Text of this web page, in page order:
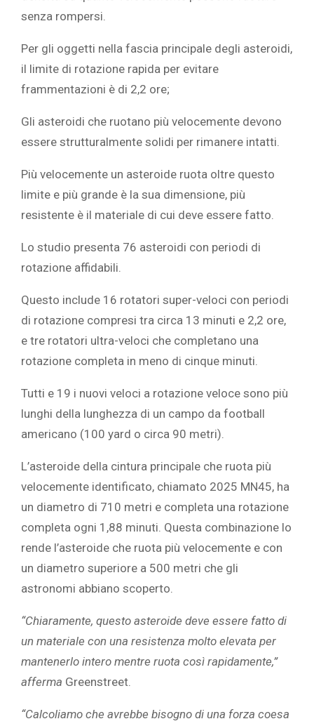
senza rompersi.
Per gli oggetti nella fascia principale degli asteroidi,
il limite di rotazione rapida per evitare
frammentazioni è di 2,2 ore;
Gli asteroidi che ruotano più velocemente devono
essere strutturalmente solidi per rimanere intatti.
Più velocemente un asteroide ruota oltre questo
limite e più grande è la sua dimensione, più
resistente è il materiale di cui deve essere fatto.
Lo studio presenta 76 asteroidi con periodi di
rotazione affidabili.
Questo include 16 rotatori super-veloci con periodi
di rotazione compresi tra circa 13 minuti e 2,2 ore,
e tre rotatori ultra-veloci che completano una
rotazione completa in meno di cinque minuti.
Tutti e 19 i nuovi veloci a rotazione veloce sono più
lunghi della lunghezza di un campo da football
americano (100 yard o circa 90 metri).
L’asteroide della cintura principale che ruota più
velocemente identificato, chiamato 2025 MN45, ha
un diametro di 710 metri e completa una rotazione
completa ogni 1,88 minuti. Questa combinazione lo
rende l’asteroide che ruota più velocemente e con
un diametro superiore a 500 metri che gli
astronomi abbiano scoperto.
“Chiaramente, questo asteroide deve essere fatto di
un materiale con una resistenza molto elevata per
mantenerlo intero mentre ruota così rapidamente,”
afferma Greenstreet.
“Calcoliamo che avrebbe bisogno di una forza coesa